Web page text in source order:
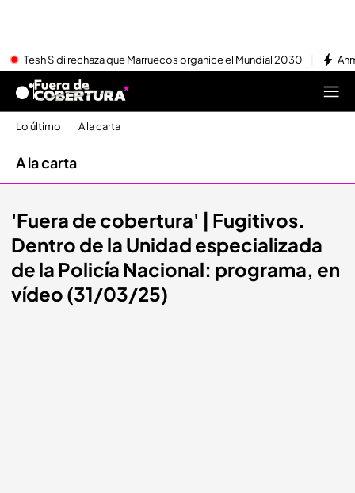
Tesh Sidi rechaza que Marruecos organice el Mundial 2030
Lo último A la carta
A la carta
'Fuera de cobertura' | Fugitivos.
Dentro de la Unidad especializada
de la Policía Nacional: programa, en
vídeo (31/03/25)